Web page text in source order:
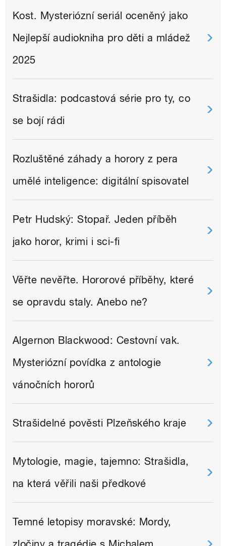
Kost. Mysteriózní seriál oceněný jako
Nejlepší audiokniha pro děti a mládež
2025
Strašidla: podcastová série pro ty, co
se bojí rádi
Rozluštěné záhady a horory z pera
umělé inteligence: digitální spisovatel
Petr Hudský: Stopař. Jeden příběh
jako horor, krimi i sci-fi
Věřte nevěřte. Hororové příběhy, které
se opravdu staly. Anebo ne?
Algernon Blackwood: Cestovní vak.
Mysteriózní povídka z antologie
vánočních hororů
Strašidelné pověsti Plzeňského kraje
Mytologie, magie, tajemno: Strašidla,
na která věřili naši předkové
Temné letopisy moravské: Mordy,